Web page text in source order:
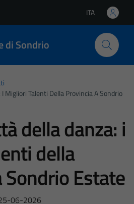
Lingua attiva:
ITA
di Sondrio
Migliori Talenti Della Provincia A Sondrio
della danza: i
della
Estate
06-2026